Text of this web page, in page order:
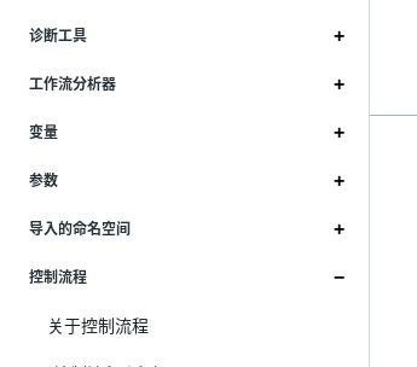
诊断工具
工作流分析器
变量
参数
导入的命名空间
控制流程
关于控制流程